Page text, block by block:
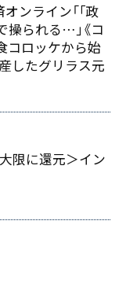
ンライン「｢政
操られる…｣《コ
コロッケから始
したグリラス元
限に還元＞イン